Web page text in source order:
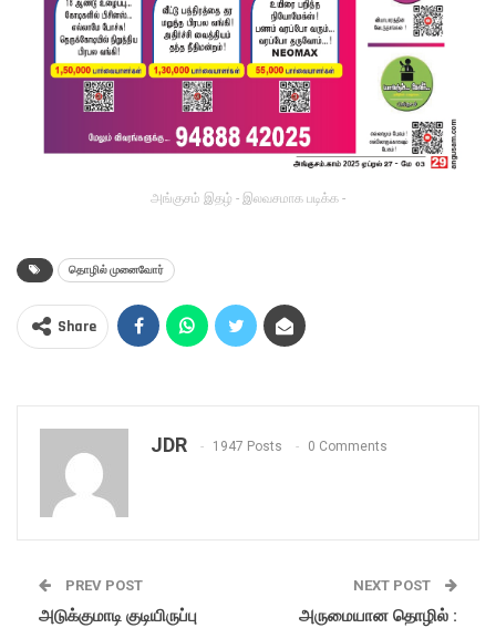
அங்குசம் இதழ் - இலவசமாக படிக்க -
தொழில் முனைவோர்
Share
JDR 1947 Posts 0 Comments
PREV POST
அடுக்குமாடி குடியிருப்பு
NEXT POST
அருமையான தொழில் :